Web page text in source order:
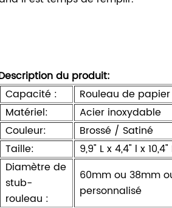
du produit:
Capacité :
Rouleau de
Matériel:
Acier inoxydable
Couleur:
Brossé / Satiné
Taille:
9,9" L x 4,4" l x 10,4"
Diamètre de
stub-
rouleau :
60mm ou 38mm
personnalisé